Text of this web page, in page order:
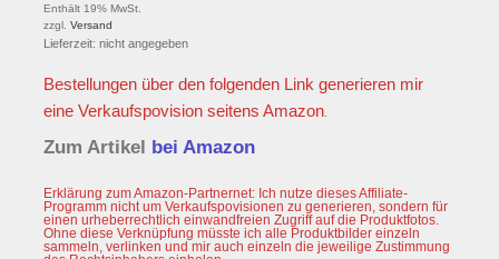
Enthält 19% MwSt.
zzgl. Versand
Lieferzeit: nicht angegeben
Bestellungen über den folgenden Link generieren mir
eine Verkaufspovision seitens Amazon
Zum Artikel bei Amazon
Erklärung zum Amazon-Partnernet: Ich nutze dieses Affiliate-
Programm nicht um Verkaufspovisionen zu generieren, sondern für
einen urheberrechtlich einwandfreien Zugriff auf die Produktfotos.
Ohne diese Verknüpfung müsste ich alle Produktbilder einzeln
sammeln, verlinken und mir auch einzeln die jeweilige Zustimmung